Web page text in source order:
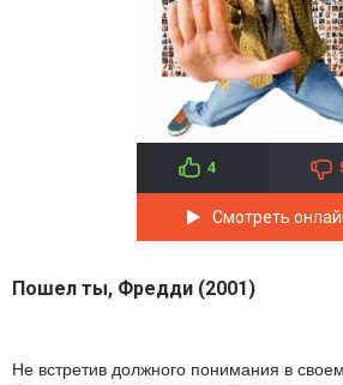
4
Смотреть
Пошел ты, Фредди (2001)
Не встретив должного понимания в